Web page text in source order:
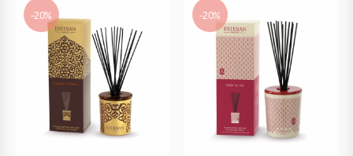
-20% -20%